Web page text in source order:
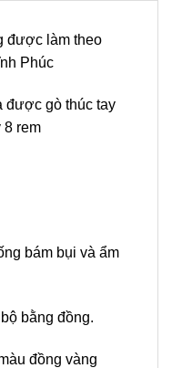
được làm theo
Phúc
được gò thúc tay
8 rem
bám bụi và ẩm
bằng đồng.
đồng vàng